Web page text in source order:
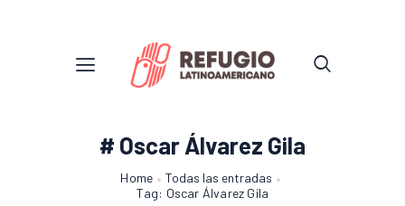
# Oscar Álvarez Gila
Home
Todas las entradas
Tag: Oscar Álvarez Gila